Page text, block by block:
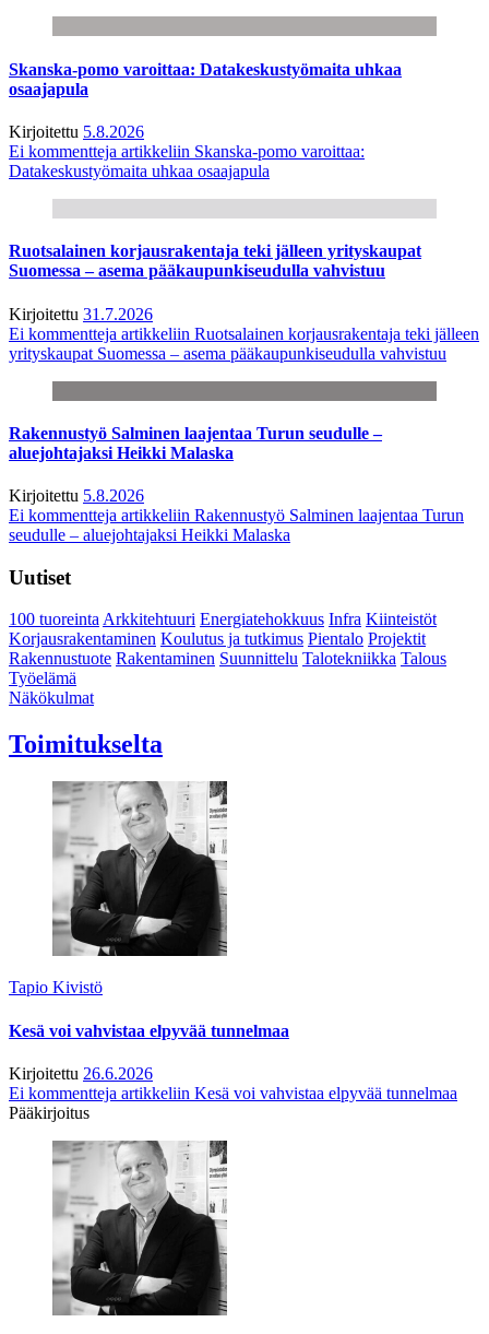
Skanska-pomo varoittaa: Datakeskustyömaita uhkaa
osaajapula
Kirjoitettu 5.8.2026
Ei kommentteja artikkeliin Skanska-pomo varoittaa:
Datakeskustyömaita uhkaa osaajapula
Ruotsalainen korjausrakentaja teki jälleen yrityskaupat
Suomessa – asema pääkaupunkiseudulla vahvistuu
Kirjoitettu 31.7.2026
Ei kommentteja artikkeliin Ruotsalainen korjausrakentaja teki jälleen
yrityskaupat Suomessa – asema pääkaupunkiseudulla vahvistuu
Rakennustyö Salminen laajentaa Turun seudulle –
aluejohtajaksi Heikki Malaska
Kirjoitettu 5.8.2026
Ei kommentteja artikkeliin Rakennustyö Salminen laajentaa Turun
seudulle – aluejohtajaksi Heikki Malaska
Uutiset
100 tuoreintaArkkitehtuuri Energiatehokkuus Infra Kiinteistöt
Korjausrakentaminen Koulutus ja tutkimus Pientalo Projektit
Rakennustuote Rakentaminen Suunnittelu Talotekniikka Talous
Työelämä
Näkökulmat
Toimitukselta
Tapio Kivistö
Kesä voi vahvistaa elpyvää tunnelmaa
Kirjoitettu 26.6.2026
Ei kommentteja artikkeliin Kesä voi vahvistaa elpyvää tunnelmaa
Pääkirjoitus